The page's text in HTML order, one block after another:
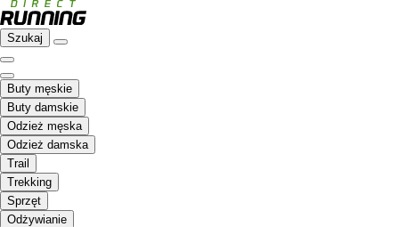
Szukaj
Buty męskie
Buty damskie
Odzież męska
Odzież damska
Trail
Trekking
Sprzęt
Odżywianie